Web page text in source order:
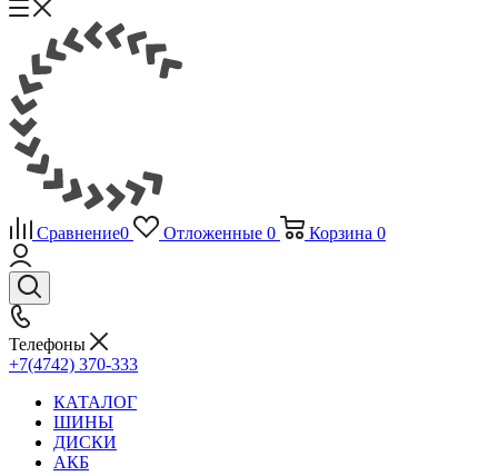
Сравнение0 Отложенные 0 Корзина 0
Телефоны
+7(4742) 370-333
КАТАЛОГ
ШИНЫ
ДИСКИ
АКБ